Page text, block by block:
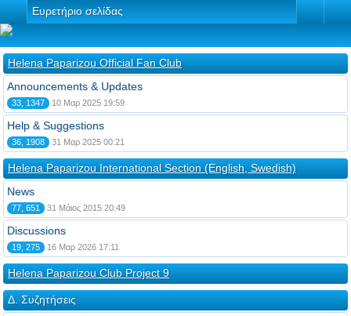
Ευρετήριο σελίδας
Helena Paparizou Official Fan Club
Announcements & Updates
33, 1347 10 Μαρ 2025 19:59
Help & Suggestions
36, 1908 31 Μαρ 2025 00:21
Helena Paparizou International Section (English, Swedish)
News
77, 651 31 Μάιος 2015 20:49
Discussions
19, 275 16 Μαρ 2026 17:11
Helena Paparizou Club Project 9
Δ. Συζητήσεις